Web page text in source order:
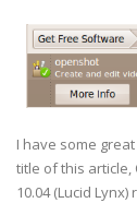
I have some
title of this article,
10.04 (Lucid